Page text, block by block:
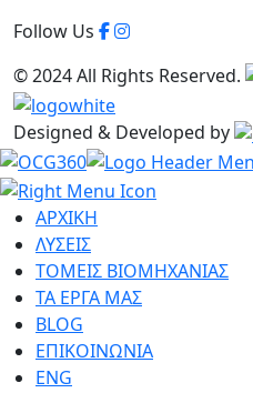
Follow Us
© 2024 All Rights Reserved.
Designed & Developed by
ΑΡΧΙΚΗ
ΛΥΣΕΙΣ
ΤΟΜΕΙΣ ΒΙΟΜΗΧΑΝΙΑΣ
ΤΑ ΕΡΓΑ ΜΑΣ
BLOG
ΕΠΙΚΟΙΝΩΝΙΑ
ENG